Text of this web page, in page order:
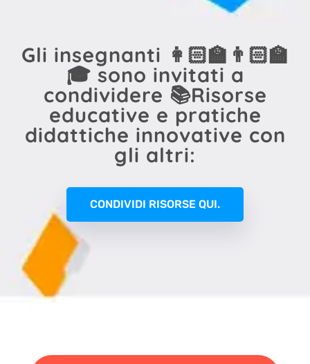
Gli insegnanti 👩🏻‍🏫👨🏻‍🏫
🎓 sono invitati a
condividere 📚Risorse
educative e pratiche
didattiche innovative con
gli altri:
CONDIVIDI RISORSE QUI.